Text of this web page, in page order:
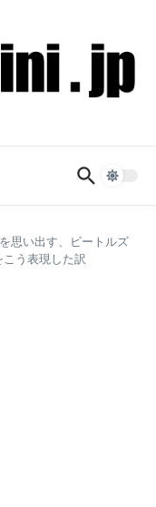
思い出す、ビートルズ
う表現した訳